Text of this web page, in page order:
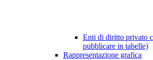
Enti di diritto privato
pubblicare in tabelle)
Rappresentazione grafica